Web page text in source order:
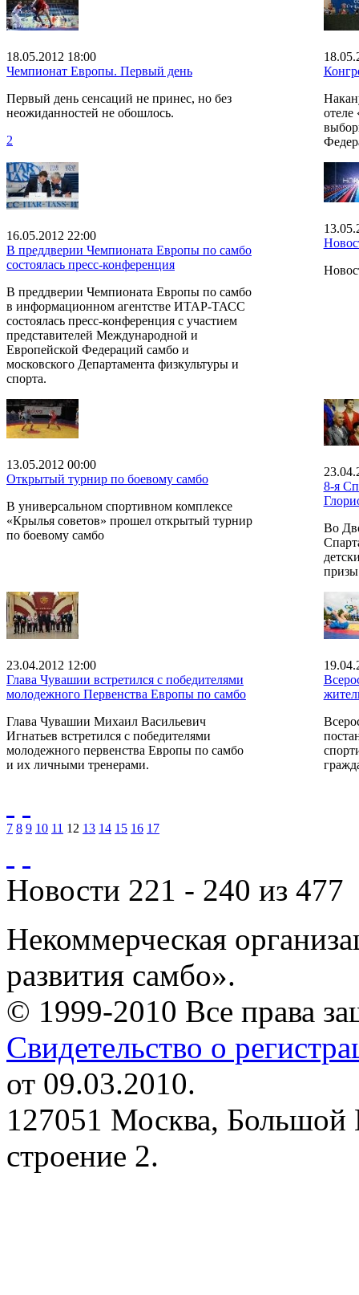
18.05.2012 18:00
Чемпионат Европы. Первый день
Первый день сенсаций не принес, но без
неожиданностей не обошлось.
2
отеле
16.05.2012 22:00
В преддверии Чемпионата Европы по самбо
состоялась пресс-конференция
В преддверии Чемпионата Европы по самбо
в информационном агентстве ИТАР-ТАСС
состоялась пресс-конференция с участием
представителей Международной и
Европейской Федераций самбо и
московского Департамента физкультуры и
спорта.
13.05.2012 00:00
Открытый турнир по боевому самбо
В универсальном спортивном комплексе
«Крылья советов» прошел открытый турнир
по боевому самбо
8-я
Во
23.04.2012 12:00
Глава Чувашии встретился с победителями
молодежного Первенства Европы по самбо
Глава Чувашии Михаил Васильевич
Игнатьев встретился с победителями
молодежного первенства Европы по самбо
и их личными тренерами.
7 8 9 10 11 12 13 14 15 16 17
Новости 221 - 240 из 477
Некоммерческая
развития самбо».
© 1999-2010 Все права
Свидетельство о
от 09.03.2010.
127051 Москва, Большой
строение 2.